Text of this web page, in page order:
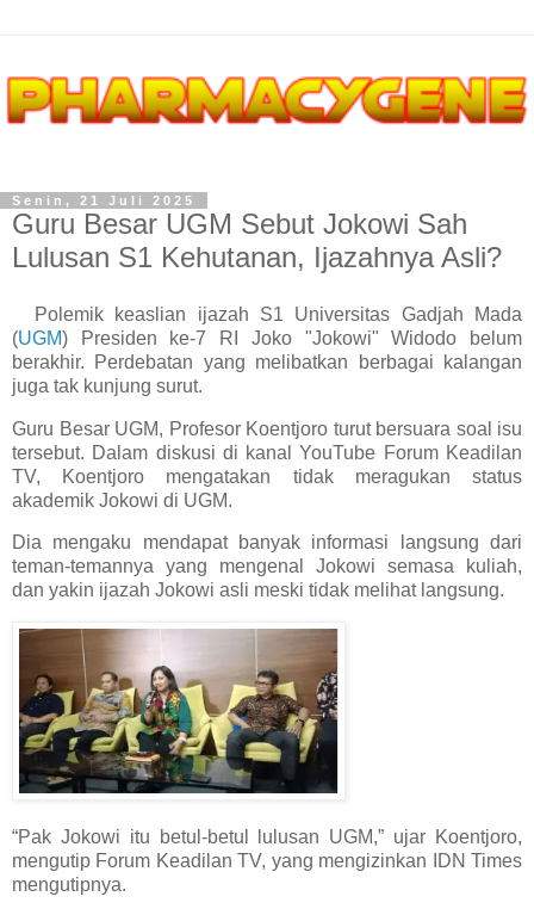
Senin, 21 Juli 2025
Guru Besar UGM Sebut Jokowi Sah
Lulusan S1 Kehutanan, Ijazahnya Asli?
Polemik keaslian ijazah S1 Universitas Gadjah Mada
(UGM) Presiden ke-7 RI Joko "Jokowi" Widodo belum
berakhir. Perdebatan yang melibatkan berbagai kalangan
juga tak kunjung surut.
Guru Besar UGM, Profesor Koentjoro turut bersuara soal isu
tersebut. Dalam diskusi di kanal YouTube Forum Keadilan
TV, Koentjoro mengatakan tidak meragukan status
akademik Jokowi di UGM.
Dia mengaku mendapat banyak informasi langsung dari
teman-temannya yang mengenal Jokowi semasa kuliah,
dan yakin ijazah Jokowi asli meski tidak melihat langsung.
“Pak Jokowi itu betul-betul lulusan UGM,” ujar Koentjoro,
mengutip Forum Keadilan TV, yang mengizinkan IDN Times
mengutipnya.